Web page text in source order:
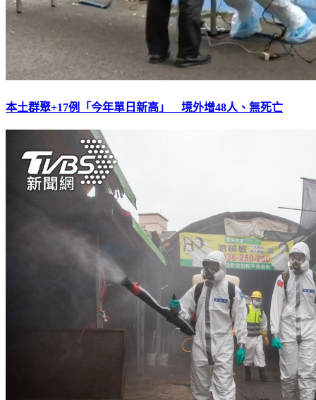
本土群聚+17例「今年單日新高」 境外增48人、無死亡